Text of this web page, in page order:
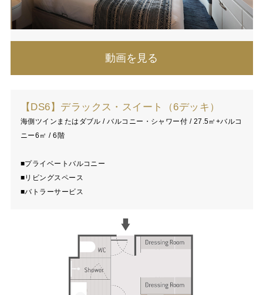
動画を見る
【DS6】デラックス・スイート（6デッキ）
海側ツインまたはダブル / バルコニー・シャワー付 / 27.5㎡+バルコ
ニー6㎡ / 6階
■プライベートバルコニー
■リビングスペース
■バトラーサービス